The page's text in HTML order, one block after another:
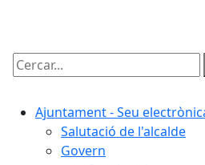
Cercar:
Ajuntament - Seu
Salutació de l'alcalde
Govern